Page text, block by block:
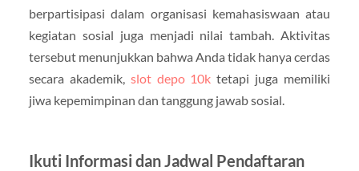
berpartisipasi dalam organisasi kemahasiswaan atau
kegiatan sosial juga menjadi nilai tambah. Aktivitas
tersebut menunjukkan bahwa Anda tidak hanya cerdas
secara akademik, slot depo 10k tetapi juga memiliki
jiwa kepemimpinan dan tanggung jawab sosial.
Ikuti Informasi dan Jadwal Pendaftaran